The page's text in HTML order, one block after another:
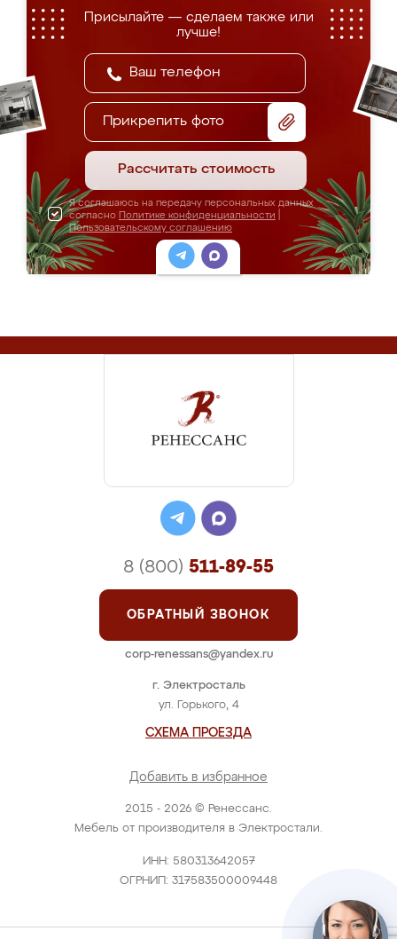
Присылайте — сделаем также или
лучше!
Прикрепить фото
Рассчитать стоимость
Я соглашаюсь на передачу персональных данных
согласно Политике конфиденциальности
Пользовательскому соглашению
2015 - 2026 © Ренессанс.
Мебель от производителя в Электростали.
ИНН: 580313642057
ОГРНИП: 317583500009448
г. Электросталь
ул. Горького, 4
СХЕМА ПРОЕЗДА
Добавить в избранное
8 (800) 511-89-55
ОБРАТНЫЙ ЗВОНОК
corp-renessans@yandex.ru